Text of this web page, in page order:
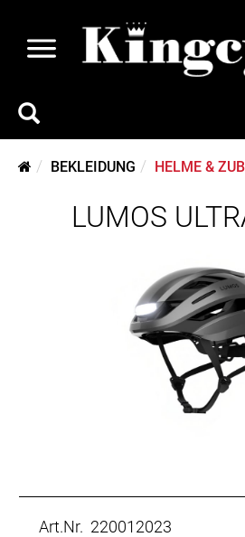
BEKLEIDUNG HELME &
LUMOS
Art.Nr. 220012023